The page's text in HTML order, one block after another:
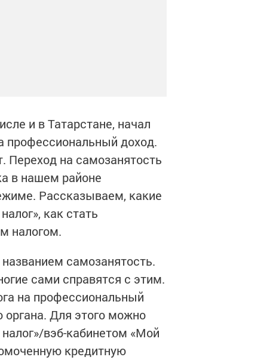
и в Татарстане, начал
профессиональный доход.
Переход на самозанятость
в нашем районе
Рассказываем, какие
как стать
налогом.
самозанятость.
сами справятся с этим.
на профессиональный
органа. Для этого можно
вэб-кабинетом «Мой
кредитную